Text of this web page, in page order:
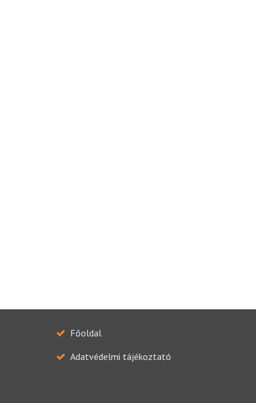
Főoldal
Adatvédelmi tájékoztató